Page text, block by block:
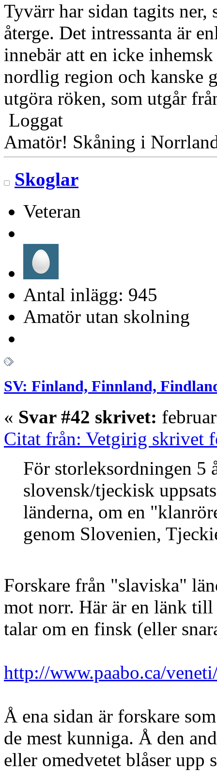
Tyvärr har sidan tagits ner,
återge. Det intressanta är
innebär att en icke
nordlig region och kanske
utgöra röken, som utgår
Loggat
Amatör! Skåning i
Skoglar
Veteran
Antal inlägg: 945
Amatör utan skolning
SV: Finland, Finnland,
« Svar #42 skrivet:
Citat från: Vetgirig skrivet
För storleksordningen 5
slovensk/tjeckisk
länderna, om en
genom Slovenien,
Forskare från "slaviska"
mot norr. Här är en länk till
talar om en finsk (eller
http://www.paabo.ca/
Å ena sidan är forskare
de mest kunniga. Å den
eller omedvetet blåser upp